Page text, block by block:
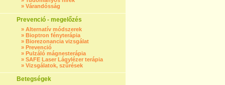
» Várandósság
Prevenció - megelőzés
» Alternatív módszerek
» Bioptron fényterápia
» Biorezonancia vizsgálat
» Prevenció
» Pulzáló mágnesterápia
» SAFE Laser Lágylézer terápia
» Vizsgálatok, szűrések
Betegségek